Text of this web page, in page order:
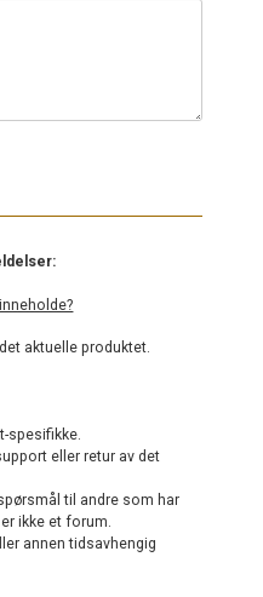
aktuelle produktet.
spesifikke.
eller retur av det
til andre som har
ikke et forum.
annen tidsavhengig